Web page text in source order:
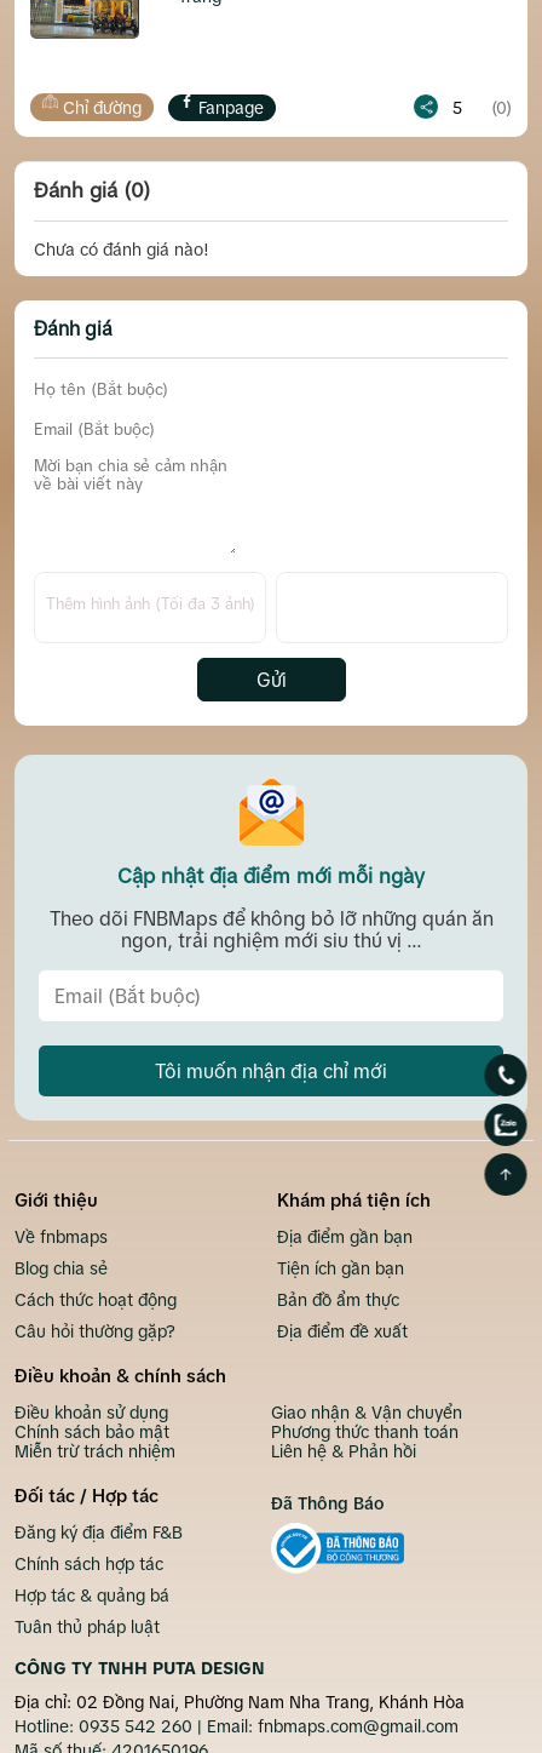
Fanpage Chỉ đường
Đánh giá (0)
Chưa có đánh giá nào!
Đánh giá
Thêm hình ảnh (Tối đa 3 ảnh)
Gửi
Cập nhật địa điểm mới mỗi ngày
Theo dõi FNBMaps để không bỏ lỡ những quán ăn
ngon, trải nghiệm mới siu thú vị ...
Tôi muốn nhận địa chỉ mới
Giới thiệu
Về fnbmaps
Blog chia sẻ
Cách thức hoạt động
Câu hỏi thường gặp?
Khám phá tiện ích
Địa điểm gần bạn
Tiện ích gần bạn
Bản đồ ẩm thực
Địa điểm đề xuất
Điều khoản & chính sách
Điều khoản sử dụng
Chính sách bảo mật
Miễn trừ trách nhiệm
Giao nhận & Vận chuyển
Phương thức thanh toán
Liên hệ & Phản hồi
Đối tác / Hợp tác
Đăng ký địa điểm F&B
Chính sách hợp tác
Hợp tác & quảng bá
Tuân thủ pháp luật
CÔNG TY TNHH PUTA DESIGN
Địa chỉ: 02 Đồng Nai, Phường Nam Nha Trang, Khánh Hòa
Hotline: 0935 542 260 | Email: fnbmaps.com@gmail.com
Đã Thông Báo